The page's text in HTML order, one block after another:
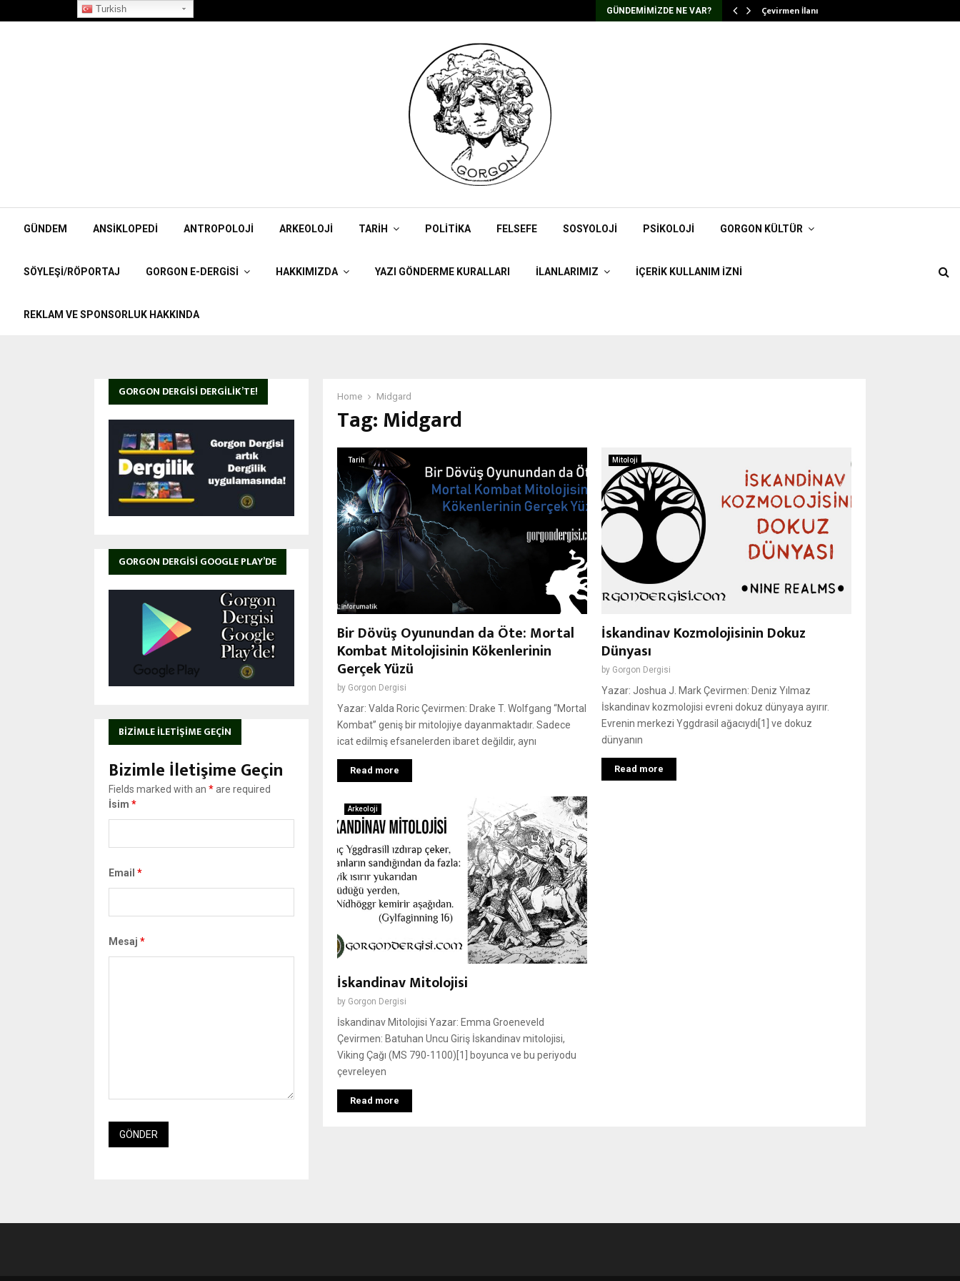
GÜNDEMIMIZDE NE VAR?
”Korpiklaani” Röportajı Çevirmen İlanı
GÜNDEM ANSIKLOPEDI ANTROPOLOJI ARKEOLOJI TARIH POLITIKA FELSEFE SOSYOLOJI PSIKOLOJI GORGON KÜLTÜR
SÖYLEŞI/RÖPORTAJ GORGON E-DERGISI HAKKIMIZDA YAZI GÖNDERME KURALLARI İLANLARIMIZ İÇERIK KULLANIM İZNI
REKLAM VE SPONSORLUK HAKKINDA
Home Midgard
Tag:Midgard
Tarih
Bir Dövüş Oyunundan da Öte: Mortal
Kombat Mitolojisinin Kökenlerinin
Gerçek Yüzü
by Gorgon Dergisi
Yazar: Valda Roric Çevirmen: Drake T. Wolfgang “Mortal
Kombat” geniş bir mitolojiye dayanmaktadır. Sadece
icat edilmiş efsanelerden ibaret değildir, aynı
Read more
Mitoloji
İskandinav Kozmolojisinin Dokuz
Dünyası
by Gorgon Dergisi
Yazar: Joshua J. Mark Çevirmen: Deniz Yılmaz
İskandinav kozmolojisi evreni dokuz dünyaya ayırır.
Evrenin merkezi Yggdrasil ağacıydı[1] ve dokuz
dünyanın
Read more
Arkeoloji
İskandinav Mitolojisi
by Gorgon Dergisi
İskandinav Mitolojisi Yazar: Emma Groeneveld
Çevirmen: Batuhan Uncu Giriş İskandinav mitolojisi,
Viking Çağı (MS 790-1100)[1] boyunca ve bu periyodu
çevreleyen
Read more
GORGON DERGISI DERGILIK’TE!
GORGON DERGISI GOOGLE PLAY’DE
BIZIMLE İLETIŞIME GEÇIN
Bizimle İletişime Geçin
Fields marked with an *are required
İsim *
Email *
Mesaj *
Turkish